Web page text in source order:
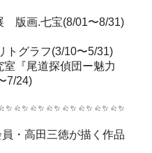
版画.七宝(8/01〜8/31)
トグラフ(3/10〜5/31)
『尾道探偵団ー魅力
7/24)
・高田三徳が描く作品